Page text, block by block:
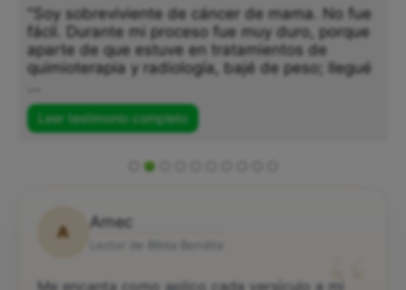
"Soy sobreviviente de cáncer de mama. No fue
fácil. Durante mi proceso fue muy duro, porque
aparte de que estuve en tratamientos de
quimioterapia y radiología, bajé de peso; llegué
Leer testimonio completo
A
Amec